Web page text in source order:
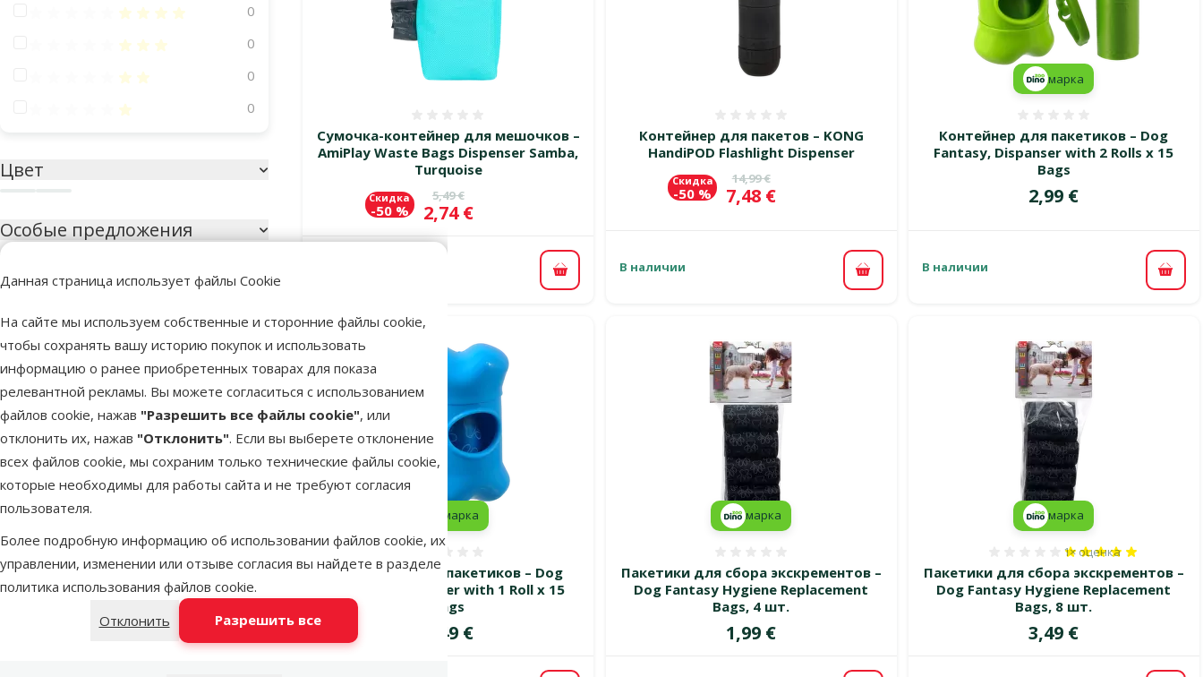
Данная страница использует файлы Cookie
На сайте мы используем собственные и сторонние файлы cookie,
чтобы сохранять вашу историю покупок и использовать
информацию о ранее приобретенных товарах для показа
релевантной рекламы. Вы можете согласиться с использованием
файлов cookie, нажав "Разрешить все файлы cookie", или
отклонить их, нажав "Отклонить". Если вы выберете отклонение
всех файлов cookie, мы сохраним только технические файлы cookie,
которые необходимы для работы сайта и не требуют согласия
пользователя.
Более подробную информацию об использовании файлов cookie, их
управлении, изменении или отзыве согласия вы найдете в разделе
политика использования файлов cookie.
Отклонить
Разрешить все
Оценка 80%
0
Оценка 60%
0
Оценка 40%
0
Оценка 20%
0
Цвет
Особые предложения
Сумочка-контейнер для мешочков –
AmiPlay Waste Bags Dispenser Samba,
Turquoise
Исходная цена
5,49 €
Цена
2,74 €
Скидка
-50 %
В корзину
Контейнер для пакетов – KONG
HandiPOD Flashlight Dispenser
Исходная цена
14,99 €
Цена
7,48 €
Скидка
-50 %
В наличии
В корзину
Контейнер для пакетиков – Dog
Fantasy, Dispanser with 2 Rolls x 15
Bags
Цена
2,99 €
марка
В наличии
В
Контейнер для пакетиков – Dog
Fantasy, Dispanser with 1 Roll x 15
Bags
Цена
2,49 €
марка
Пакетики для сбора экскрементов –
Dog Fantasy Hygiene Replacement
Bags, 4 шт.
Цена
1,99 €
марка
Пакетики для сбора экскрементов –
Dog Fantasy Hygiene Replacement
Bags, 8 шт.
Оценка 100%,
1× оценка
Цена
3,49 €
марка